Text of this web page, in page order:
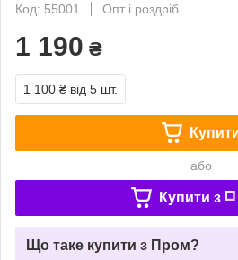
Код: 55001
Опт і роздріб
1 190 ₴
1 100 ₴ від 5 шт.
або
Купити з
Що таке купити з Пром?